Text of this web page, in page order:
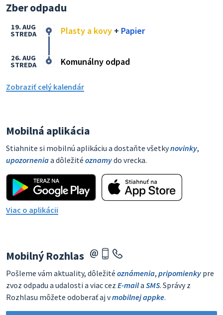
Zber odpadu
Plasty a kovy + Papier
19. AUG
STREDA
Komunálny odpad
26. AUG
STREDA
Zobraziť celý kalendár
Mobilná aplikácia
Stiahnite si mobilnú aplikáciu a dostaňte všetkynovinky,
upozorneniaa dôležité oznamydo vrecka.
Viac o aplikácii
Mobilný Rozhlas
Pošleme vám aktuality, dôležité oznámenia, pripomienky pre
zvoz odpadu a udalosti a viac cez E-maila SMS. Správy z
Rozhlasu môžete odoberať aj vmobilnej appke.